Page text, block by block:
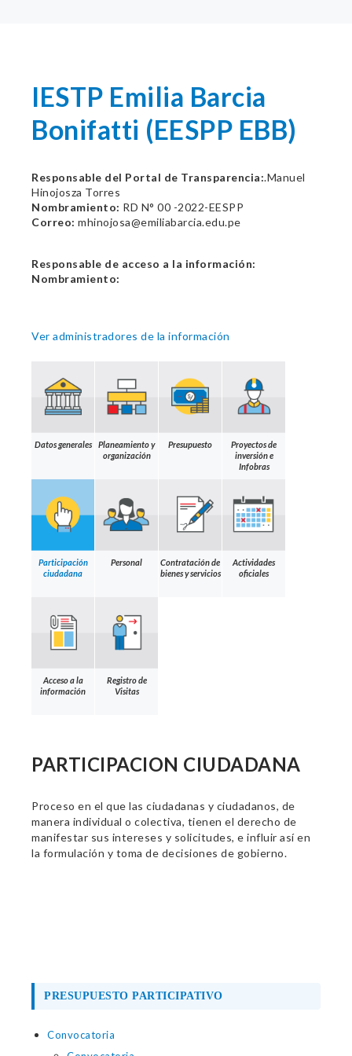
IESTP Emilia Barcia
Bonifatti (EESPP EBB)
Responsable del Portal de Transparencia:.Manuel
Hinojosza Torres
Nombramiento: RD N° 00 -2022-EESPP
Correo: mhinojosa@emiliabarcia.edu.pe
Responsable de acceso a la información:
Nombramiento:
Ver administradores de la información
Datos generales
Planeamiento y
organización
Presupuesto
Proyectos de
inversión e
Infobras
Participación
ciudadana
Personal
Contratación de
bienes y servicios
Actividades
oficiales
Acceso a la
información
Registro de
Visitas
PARTICIPACION CIUDADANA
Proceso en el que las ciudadanas y ciudadanos, de
manera individual o colectiva, tienen el derecho de
manifestar sus intereses y solicitudes, e influir así en
la formulación y toma de decisiones de gobierno.
PRESUPUESTO PARTICIPATIVO
Convocatoria